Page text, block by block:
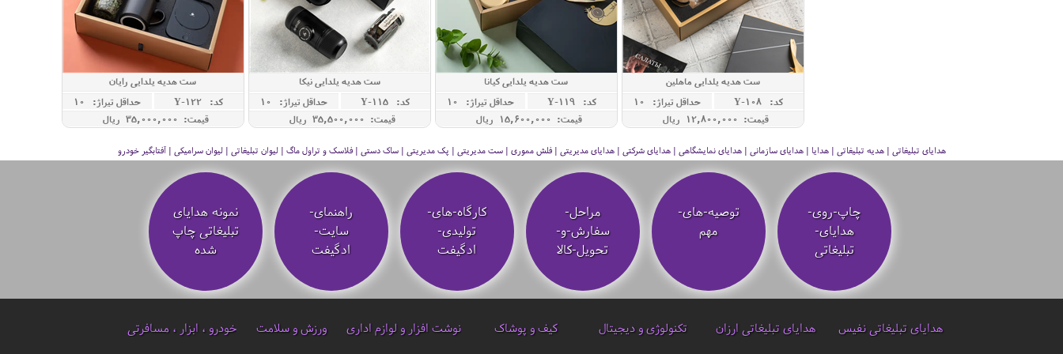
ست هدیه یلدایی ماهلین
کد: Y-108
حداقل تيراژ: 10
قیمت: 12,800,000 ريال
ست هدیه یلدایی کیانا
کد: Y-119
حداقل تيراژ: 10
قیمت: 15,600,000 ريال
ست هدیه یلدایی نیکا
کد: Y-115
حداقل تيراژ: 10
قیمت: 35,500,000 ريال
ست هدیه یلدایی رایان
کد: Y-122
حداقل تيراژ: 10
قیمت: 35,000,000 ريال
هدایای تبلیغاتی | هدیه تبلیغاتی | هدایا | هدایای سازمانی | هدایای نمایشگاهی | هدایای شرکتی | هدایای مدیریتی | فلش مموری | ست مدیریتی | پک مدیریتی | ساک دستی | فلاسک و تراول ماگ | لیوان تبلیغاتی | لیوان سرامیکی | آفتابگیر خودرو
چاپ-روی-
هدایای-
تبلیغاتی
توصیه‌-های-
مهم
مراحل-
سفارش-و-
تحویل-کالا
کارگاه-های-
تولیدی-
ادگیفت
راهنمای-
سایت-
ادگیفت
نمونه هدایای
تبلیغاتی چاپ
شده
هدایای تبلیغاتی نفیس هدایای تبلیغاتی ارزان تکنولوژی و دیجیتال کیف و پوشاک نوشت افزار و لوازم اداری ورزش و سلامت خودرو ، ابزار ، مسافرتی